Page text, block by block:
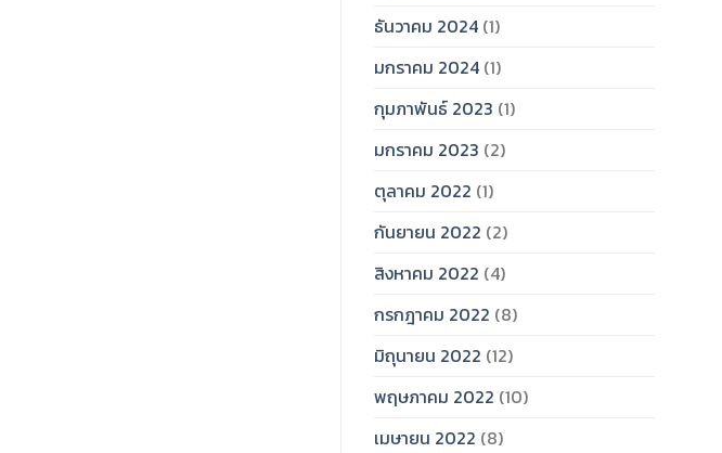
ธันวาคม 2024 (1)
มกราคม 2024 (1)
กุมภาพันธ์ 2023 (1)
มกราคม 2023 (2)
ตุลาคม 2022 (1)
กันยายน 2022 (2)
สิงหาคม 2022 (4)
กรกฎาคม 2022 (8)
มิถุนายน 2022 (12)
พฤษภาคม 2022 (10)
เมษายน 2022 (8)